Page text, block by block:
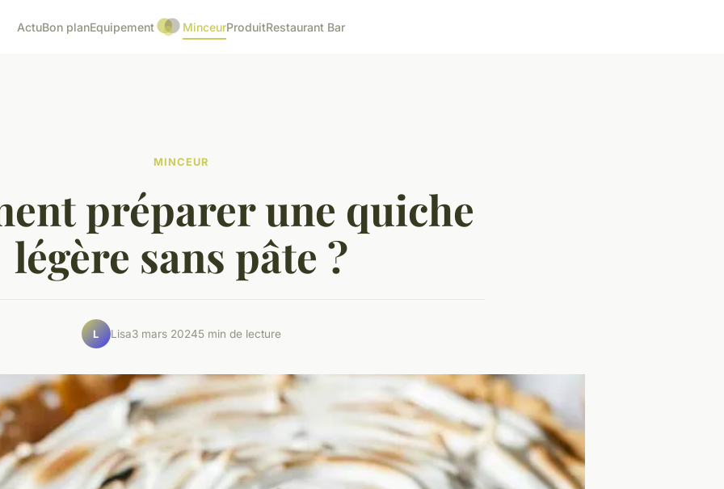
ActuBon planEquipement MinceurProduitRestaurant Bar
MINCEUR
préparer une quiche
légère sans pâte ?
L Lisa3 mars 20245 min de lecture